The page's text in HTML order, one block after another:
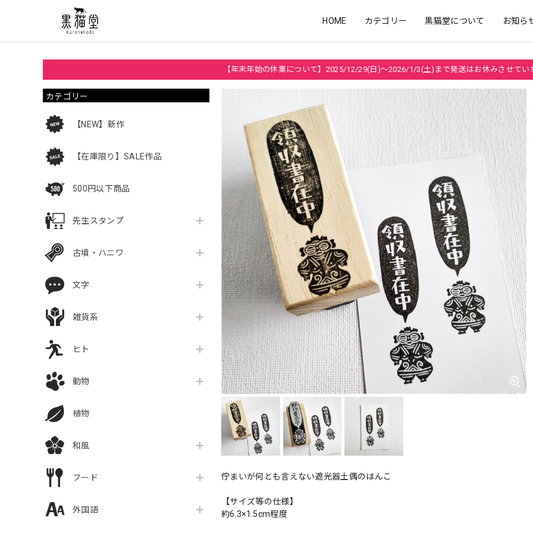
HOME カテゴリー 黒猫堂について お知ら
【年末年始の休業について】2025/12/29(日)～2026/1/3(土)まで発送はお休みさせてい
カテゴリー
【NEW】新作
【在庫限り】SALE作品
500円以下商品
先生スタンプ
古墳・ハニワ
文字
雑貨系
ヒト
動物
植物
和風
フード
外国語
佇まいが何とも言えない遮光器土偶のはんこ
【サイズ等の仕様】
約6.3×1.5cm程度